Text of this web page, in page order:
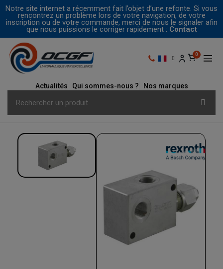
Notre site internet a récemment fait l’objet d’une refonte. Si vous
rencontrez un problème lors de votre navigation, de votre
inscription ou de votre commande, merci de nous le signaler afin
que nous puissions le corriger rapidement : Contact
Actualités Qui sommes-nous ? Nos marques